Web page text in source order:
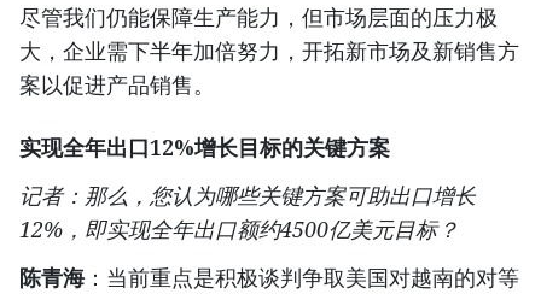
尽管我们仍能保障生产能力，但市场层面的压力极
大，企业需下半年加倍努力，开拓新市场及新销售方
案以促进产品销售。
实现全年出口12%增长目标的关键方案
记者：那么，您认为哪些关键方案可助出口增长
12%，即实现全年出口额约4500亿美元目标？
陈青海 ：当前重点是积极谈判争取美国对越南的对等